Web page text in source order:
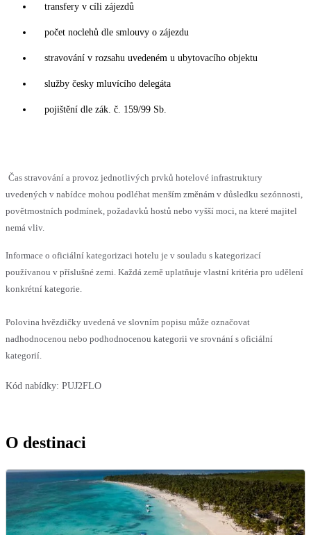
transfery v cíli zájezdů
počet noclehů dle smlouvy o zájezdu
stravování v rozsahu uvedeném u ubytovacího objektu
služby česky mluvícího delegáta
pojištění dle zák. č. 159/99 Sb.
Čas stravování a provoz jednotlivých prvků hotelové infrastruktury
uvedených v nabídce mohou podléhat menším změnám v důsledku sezónnosti,
povětrnostních podmínek, požadavků hostů nebo vyšší moci, na které majitel
nemá vliv.
Informace o oficiální kategorizaci hotelu je v souladu s kategorizací
používanou v příslušné zemi. Každá země uplatňuje vlastní kritéria pro udělení
konkrétní kategorie.
Polovina hvězdičky uvedená ve slovním popisu může označovat
nadhodnocenou nebo podhodnocenou kategorii ve srovnání s oficiální
kategorií.
Kód nabídky: PUJ2FLO
O destinaci